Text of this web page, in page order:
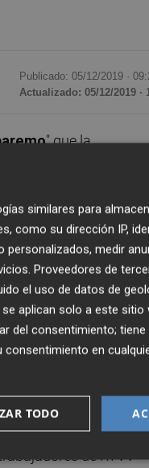
Publicado: 05/12/2019 ·
Actualizado: 05/12/2019 ·
" que la
para valorar la
que ya se estableció
que estaba
una primera
RTVV
garantizar que toda la
De hecho, la
sí que empezaba
de periodistas".
de RTVV"
similares para
como su dirección IP,
medir
Proveedores de
el uso de datos de
aplican solo a este sitio
del consentimiento;
consentimiento en
TODO